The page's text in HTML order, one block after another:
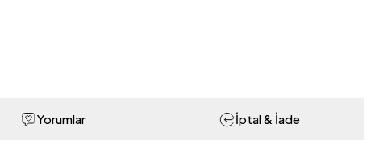
Yorumlar İptal & İade